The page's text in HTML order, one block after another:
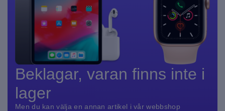
Beklagar, varan finns inte i
lager
Men du kan välja en annan artikel i vår webbshop